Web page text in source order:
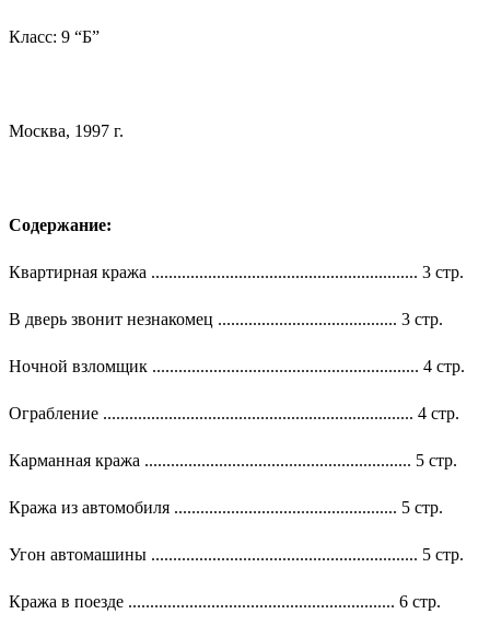
Класс: 9 “Б”
Москва, 1997 г.
Содержание:
Квартирная кража ............................................................. 3 стр.
В дверь звонит незнакомец ......................................... 3 стр.
Ночной взломщик ............................................................. 4 стр.
Ограбление ....................................................................... 4 стр.
Карманная кража ............................................................. 5 стр.
Кража из автомобиля ................................................... 5 стр.
Угон автомашины ............................................................. 5 стр.
Кража в поезде ............................................................. 6 стр.